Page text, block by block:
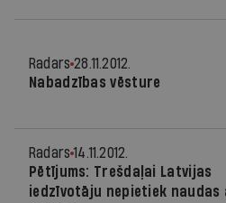
Radars 28.11.2012.
Nabadzības vēsture
Radars 14.11.2012.
Pētījums: Trešdaļai Latvijas
iedzīvotāju nepietiek naudas